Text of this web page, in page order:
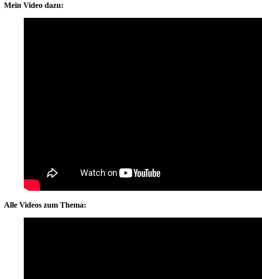
Mein Video dazu:
Alle Videos zum Thema: